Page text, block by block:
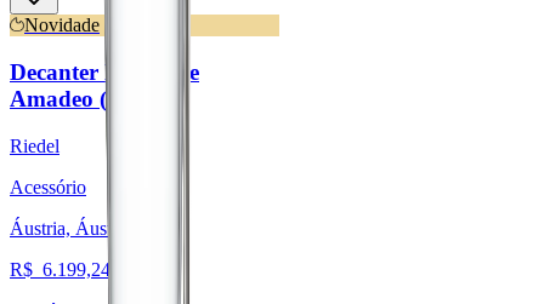
Novidade
Decanter Black Tie
Amadeo (Riedel)
Riedel
Acessório
Áustria, Áustria
R$ 6.199,24